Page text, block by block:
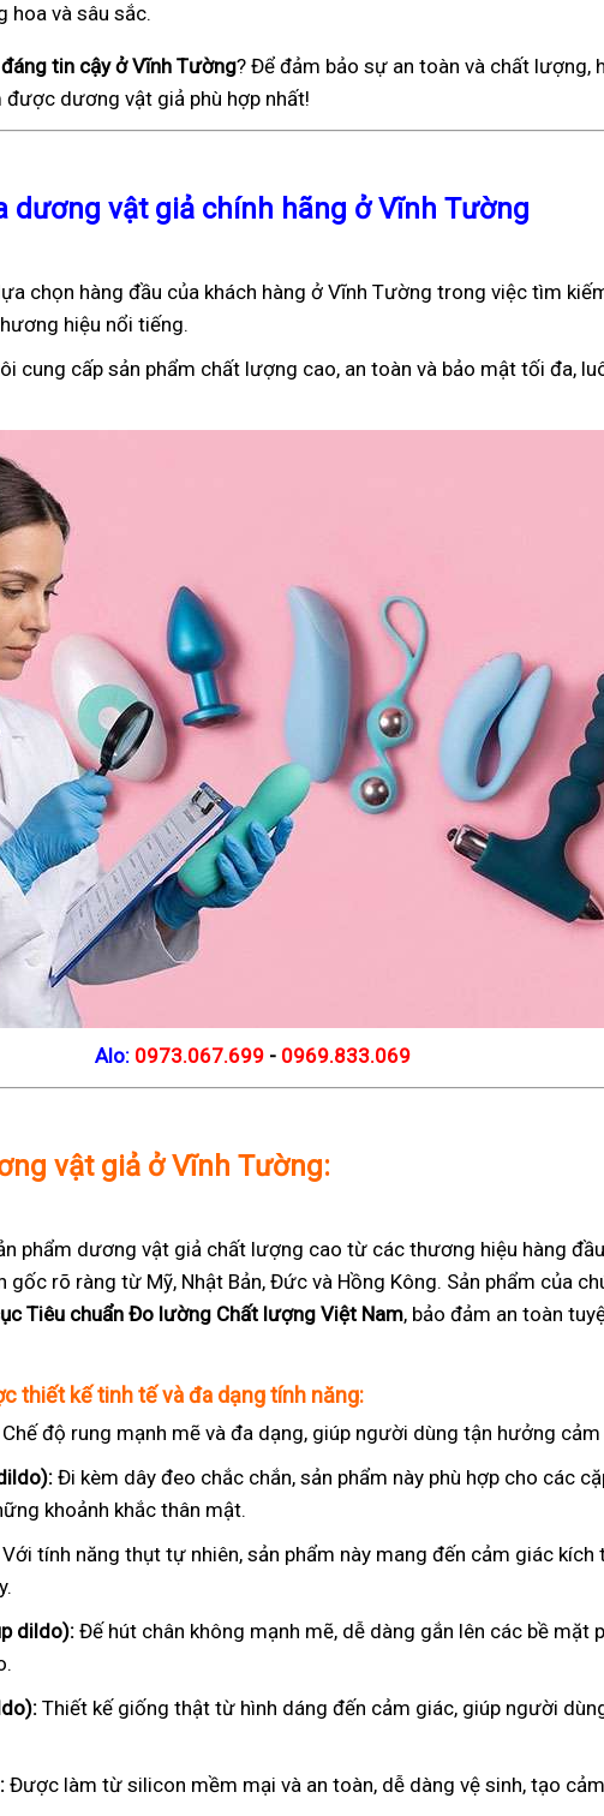
hoa và sâu sắc.
tin cậy ở Vĩnh Tường? Để đảm bảo sự an toàn và chất lượng,
dương vật giả phù hợp nhất!
dương vật giả chính hãng ở Vĩnh Tường
chọn hàng đầu của khách hàng ở Vĩnh Tường trong việc tìm
hiệu nổi tiếng.
cung cấp sản phẩm chất lượng cao, an toàn và bảo mật tối đa,
Alo: 0973.067.699 - 0969.833.069
vật giả ở Vĩnh Tường:
phẩm dương vật giả chất lượng cao từ các thương hiệu hàng
gốc rõ ràng từ Mỹ, Nhật Bản, Đức và Hồng Kông. Sản phẩm của
Tiêu chuẩn Đo lường Chất lượng Việt Nam, bảo đảm an toàn
thiết kế tinh tế và đa dạng tính năng:
Chế độ rung mạnh mẽ và đa dạng, giúp người dùng tận hưởng
Đi kèm dây đeo chắc chắn, sản phẩm này phù hợp cho các
khoảnh khắc thân mật.
Với tính năng thụt tự nhiên, sản phẩm này mang đến cảm giác kích
dildo):Đế hút chân không mạnh mẽ, dễ dàng gắn lên các bề mặt
Thiết kế giống thật từ hình dáng đến cảm giác, giúp người
Được làm từ silicon mềm mại và an toàn, dễ dàng vệ sinh, tạo